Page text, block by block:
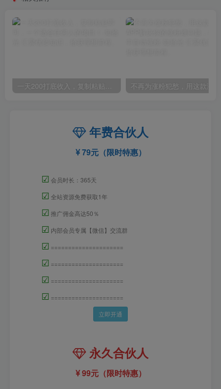
一天200打底收入，复制粘贴即可，一个适合任何人的项目！
年费合伙人
79元（限时特惠）
☑ 会员时长：365天
☑ 全站资源免费获取1年
☑ 推广佣金高达50％
☑ 内部会员专属【微信】交流群
☑ =====================
☑ =====================
☑ =====================
☑ =====================
立即开通
永久合伙人
99元（限时特惠）